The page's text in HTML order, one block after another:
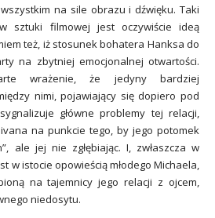
na sile obrazu i dźwięku. Taki
sztuki filmowej jest oczywiście ideą
też, iż stosunek bohatera Hanksa do
na zbytniej emocjonalnej otwartości.
wrażenie, że jedyny bardziej
nimi, pojawiający się dopiero pod
główne problemy tej relacji,
na punkcie tego, by jego potomek
ale jej nie zgłębiając. I, zwłaszcza w
w istocie opowieścią młodego Michaela,
na tajemnicy jego relacji z ojcem,
niedosytu.